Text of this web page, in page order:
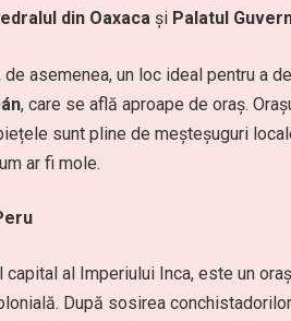
din Oaxaca și Palatul
de asemenea, un loc ideal pentru a
, care se află aproape de oraș.
sunt pline de meșteșuguri
ar fi mole.
capital al Imperiului Inca, este un
După sosirea